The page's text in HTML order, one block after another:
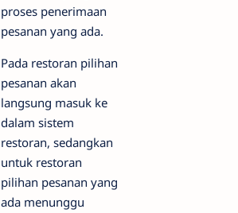
proses penerimaan
pesanan yang ada.
Pada restoran pilihan
pesanan akan
langsung masuk ke
dalam sistem
restoran, sedangkan
untuk restoran
pilihan pesanan yang
ada menunggu